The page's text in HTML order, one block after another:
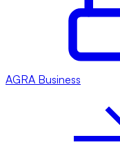
AGRA Business